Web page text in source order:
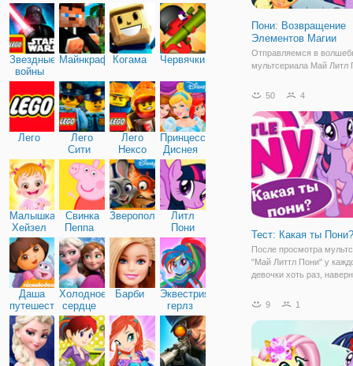
Звездные
войны
Майнкрафт Когама Червячки
Лего
Лего
Сити
Лего
Нексо
Найтс
Принцессы
Диснея
Малышка
Хейзел
Свинка
Пеппа
Зверополис
Литл
Пони
Дружба
Даша
путешественница
Холодное
сердце
Барби
Эквестрия
герлз
Пони: Возвращение
Элементов Магии
Отправляемся в
мультсериала Май Литл
Элементов Магии". Это
вы встретите всех
вышеуказанного
Для
50 4
Тест: Какая ты Пони?
После просмотра
"Май Литтл Пони" у
девочки хоть раз,
пони. Ведь эти
больше остальных и
принести большую
9 1